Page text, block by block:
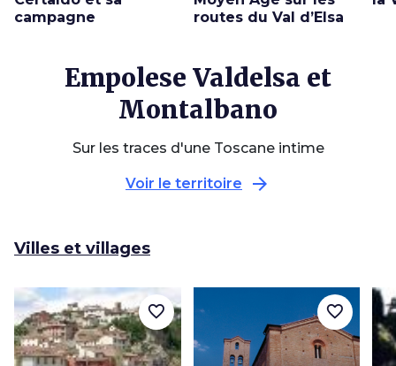
campagne
routes du Val d’Elsa
Empolese Valdelsa et
Montalbano
Sur les traces d'une Toscane intime
Voir le territoire arrow_forward
Villes et villages
favorite_border favorite_border